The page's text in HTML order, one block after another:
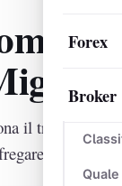
Forex
Broker
il trading
con i